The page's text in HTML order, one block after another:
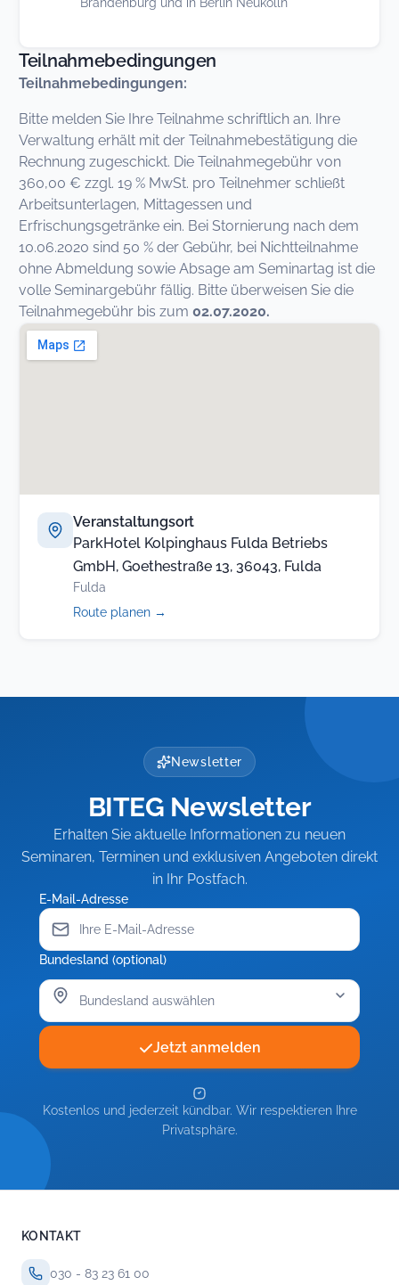
Teilnahmebedingungen
Teilnahmebedingungen:
Bitte melden Sie Ihre Teilnahme schriftlich an. Ihre
Verwaltung erhält mit der Teilnahmebestätigung die
Rechnung zugeschickt. Die Teilnahmegebühr von
360,00 € zzgl. 19 % MwSt. pro Teilnehmer schließt
Arbeitsunterlagen, Mittagessen und
Erfrischungsgetränke ein. Bei Stornierung nach dem
10.06.2020 sind 50 % der Gebühr, bei Nichtteilnahme
ohne Abmeldung sowie Absage am Seminartag ist die
volle Seminargebühr fällig. Bitte überweisen Sie die
Teilnahmegebühr bis zum 02.07.2020.
Veranstaltungsort
ParkHotel Kolpinghaus Fulda Betriebs
GmbH, Goethestraße 13, 36043, Fulda
Fulda
Route planen →
Newsletter
BITEG Newsletter
Erhalten Sie aktuelle Informationen zu neuen
Seminaren, Terminen und exklusiven Angeboten direkt
in Ihr Postfach.
E-Mail-Adresse
Bundesland (optional)
Jetzt anmelden
Kostenlos und jederzeit kündbar. Wir respektieren Ihre
Privatsphäre.
KONTAKT
030 - 83 23 61 00